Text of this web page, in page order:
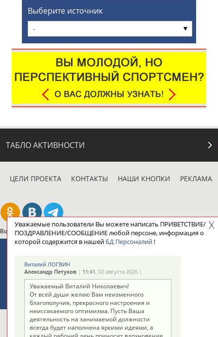
Выберите источник
-
ТАБЛО АКТИВНОСТИ
ЦЕЛИ ПРОЕКТА КОНТАКТЫ НАШИ КНОПКИ РЕКЛАМА
Вопросы сотрудничества и совместной деятельности inform@infosport.ru
Стадион, 1998-2026
Разработка и поддержка ООО НАИТ «Стадион»
Адресов в новостной рассылке: 996
Подпишись
Уважаемые пользователи Вы можете написать ПРИВЕТСТВИЕ/
ПОЗДРАВЛЕНИЕ/СООБЩЕНИЕ любой персоне, информация о
которой содержится в нашей БД Персоналий !
Виталий ЛОГВИН
Александр Петухов | 11:41, 02 августа 2026 |
Уважаемый Виталий Николаевич!
От всей души желаю Вам неизменного
благополучия, прекрасного настроения и
неиссякаемого оптимизма. Пусть Ваша
деятельность на занимаемой должности
всегда будет наполнена яркими идеями, а